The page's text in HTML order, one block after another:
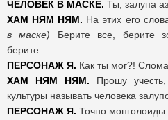
ЧЕЛОВЕК В МАСКЕ. Ты, залупа
ХАМ НЯМ НЯМ. На этих его
в маске) Берите все, берите
берите.
ПЕРСОНАЖ Я. Как ты мог?!
ХАМ НЯМ НЯМ. Прошу
культуры называть человека
ПЕРСОНАЖ Я. Точно монголоиды.